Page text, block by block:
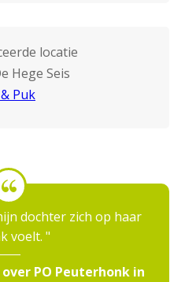
locatie
Hege Seis
Puk
dochter zich op haar
voelt.
PO Peuterhonk in